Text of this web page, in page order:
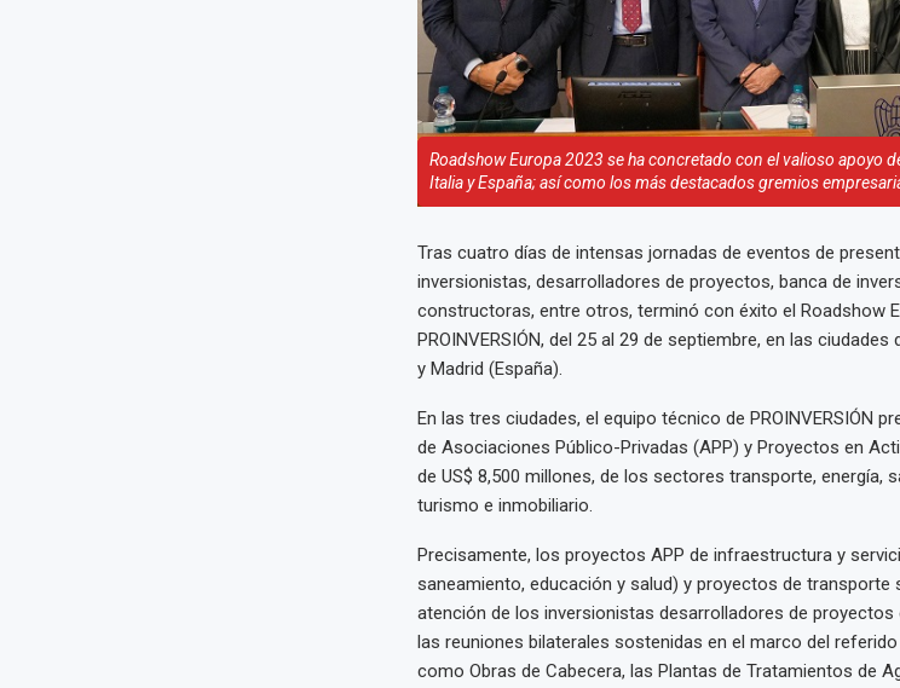
Roadshow Europa 2023 se ha concretado con el valioso apoyo
Italia y España; así como los más destacados gremios
Tras cuatro días de intensas jornadas de eventos de
inversionistas, desarrolladores de proyectos, banca de
constructoras, entre otros, terminó con éxito el Roadshow
PROINVERSIÓN, del 25 al 29 de septiembre, en las
y Madrid (España).
En las tres ciudades, el equipo técnico de PROINVERSIÓN
de Asociaciones Público-Privadas (APP) y Proyectos en
de US$ 8,500 millones, de los sectores transporte, energía,
turismo e inmobiliario.
Precisamente, los proyectos APP de infraestructura y
saneamiento, educación y salud) y proyectos de
atención de los inversionistas desarrolladores de
las reuniones bilaterales sostenidas en el marco del
como Obras de Cabecera, las Plantas de Tratamientos de